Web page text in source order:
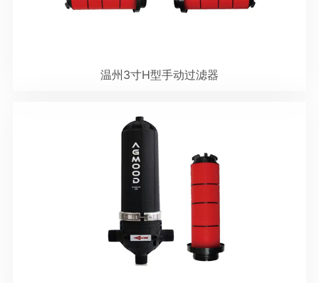
温州3寸H型手动过滤器